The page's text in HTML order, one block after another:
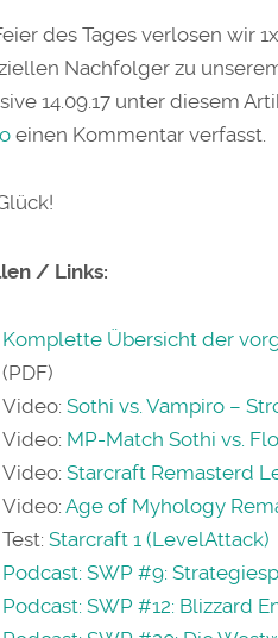
des Tages verlosen wir 1x
Nachfolger zu
14.09.17 unter diesem
einen Kommentar verfasst.
/ Links:
Komplette Übersicht der
(PDF)
Video: Sothi vs. Vampiro –
Video: MP-Match Sothi vs.
Video: Starcraft Remasterd
Video: Age of Myhology
Test: Starcraft 1 (LevelAttack)
Podcast: SWP #9:
Podcast: SWP #12: Blizzard